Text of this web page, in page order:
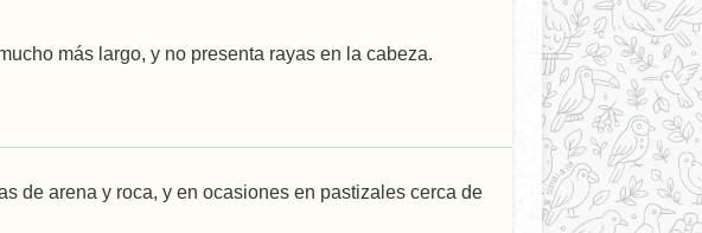
más largo, y no presenta rayas en la cabeza.
de arena y roca, y en ocasiones en pastizales cerca de